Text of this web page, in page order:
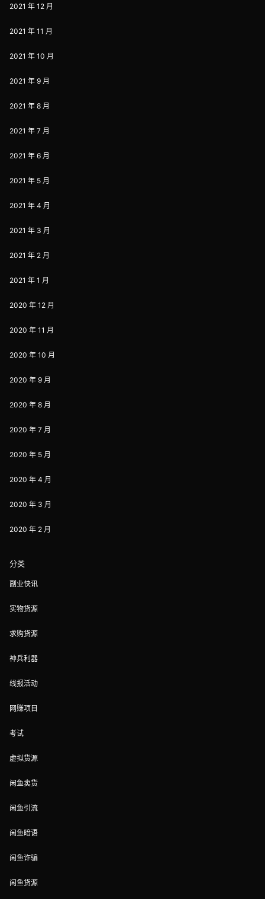
2021 年 12 月
2021 年 11 月
2021 年 10 月
2021 年 9 月
2021 年 8 月
2021 年 7 月
2021 年 6 月
2021 年 5 月
2021 年 4 月
2021 年 3 月
2021 年 2 月
2021 年 1 月
2020 年 12 月
2020 年 11 月
2020 年 10 月
2020 年 9 月
2020 年 8 月
2020 年 7 月
2020 年 5 月
2020 年 4 月
2020 年 3 月
2020 年 2 月
分类
副业快讯
实物货源
求购货源
神兵利器
线报活动
网赚项目
考试
虚拟货源
闲鱼卖货
闲鱼引流
闲鱼暗语
闲鱼诈骗
闲鱼货源